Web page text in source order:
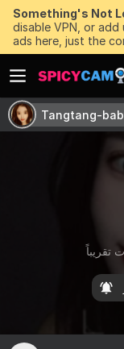
Something's Not
disable VPN, or
ads here, just the
Tangtang-